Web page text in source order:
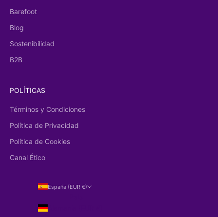
Barefoot
Blog
Sostenibilidad
B2B
POLÍTICAS
Términos y Condiciones
Política de Privacidad
Política de Cookies
Canal Ético
España (EUR €)
Alemania (EUR €)